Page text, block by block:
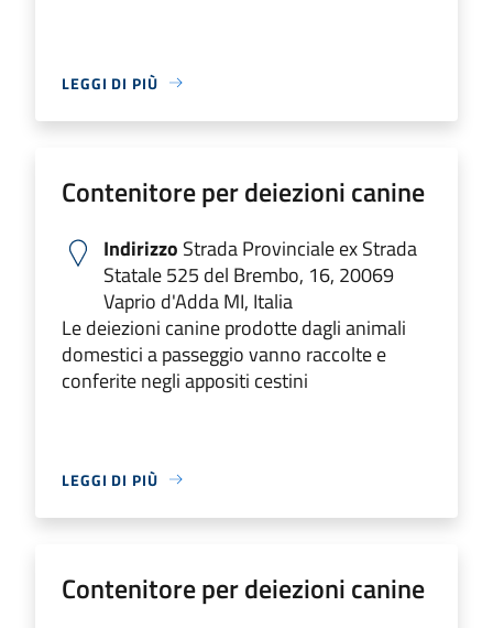
LEGGI DI PIÙ
Contenitore per deiezioni canine
Indirizzo Strada Provinciale ex Strada
Statale 525 del Brembo, 16, 20069
Vaprio d'Adda MI, Italia
Le deiezioni canine prodotte dagli animali
domestici a passeggio vanno raccolte e
conferite negli appositi cestini
LEGGI DI PIÙ
Contenitore per deiezioni canine